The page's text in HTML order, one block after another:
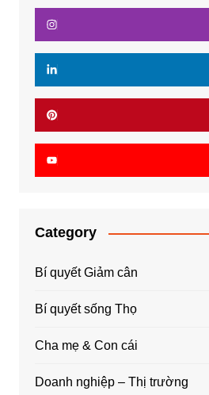
Category
Bí quyết Giảm cân
Bí quyết sống Thọ
Cha mẹ & Con cái
Doanh nghiệp – Thị trường